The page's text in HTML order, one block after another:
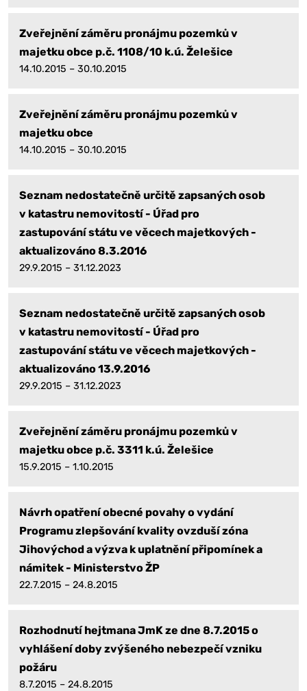
Zveřejnění záměru pronájmu pozemků v
majetku obce p.č. 1108/10 k.ú. Želešice
14.10.2015 – 30.10.2015
Zveřejnění záměru pronájmu pozemků v
majetku obce
14.10.2015 – 30.10.2015
Seznam nedostatečně určitě zapsaných osob
v katastru nemovitostí - Úřad pro
zastupování státu ve věcech majetkových -
aktualizováno 8.3.2016
29.9.2015 – 31.12.2023
Seznam nedostatečně určitě zapsaných osob
v katastru nemovitostí - Úřad pro
zastupování státu ve věcech majetkových -
aktualizováno 13.9.2016
29.9.2015 – 31.12.2023
Zveřejnění záměru pronájmu pozemků v
majetku obce p.č. 3311 k.ú. Želešice
15.9.2015 – 1.10.2015
Návrh opatření obecné povahy o vydání
Programu zlepšování kvality ovzduší zóna
Jihovýchod a výzva k uplatnění připomínek a
námitek - Ministerstvo ŽP
22.7.2015 – 24.8.2015
Rozhodnutí hejtmana JmK ze dne 8.7.2015 o
vyhlášení doby zvýšeného nebezpečí vzniku
požáru
8.7.2015 – 24.8.2015